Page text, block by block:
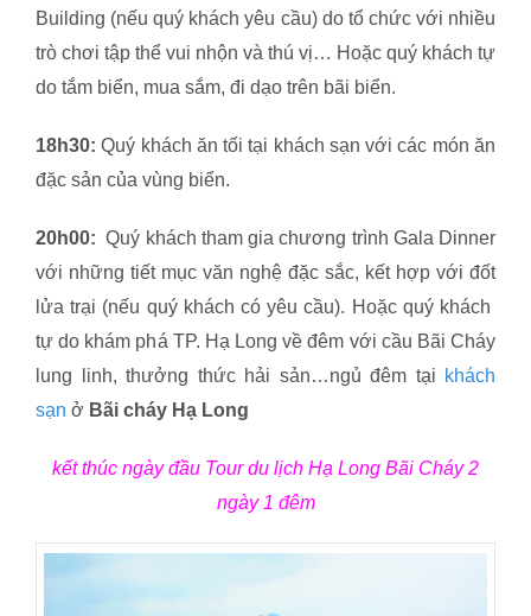
Building (nếu quý khách yêu cầu) do tổ chức với nhiều
trò chơi tập thể vui nhộn và thú vị… Hoặc quý khách tự
do tắm biển, mua sắm, đi dạo trên bãi biển.
18h30: Quý khách ăn tối tại khách sạn với các món ăn
đặc sản của vùng biển.
20h00: Quý khách tham gia chương trình Gala Dinner
với những tiết mục văn nghệ đặc sắc, kết hợp với đốt
lửa trại (nếu quý khách có yêu cầu). Hoặc quý khách
tự do khám phá TP. Hạ Long về đêm với cầu Bãi Cháy
lung linh, thưởng thức hải sản…ngủ đêm tại khách
sạn ở Bãi cháy Hạ Long
kết thúc ngày đầu Tour du lịch Hạ Long Bãi Cháy 2
ngày 1 đêm